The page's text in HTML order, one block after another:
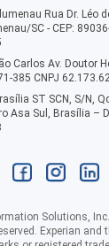
Rua Dr. Léo
SC - CEP:
Carlos Av. Doutor
385 CNPJ
ST SCN, S/N,
Asa Sul, Brasília –
Solutions,
Experian and